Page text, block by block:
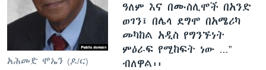
አሕመድ ሞኤን (ዶ/ር)
ዓለም እና በሙስሊሞች በአንድ
ወገን፤ በሌላ ደግሞ በአሜሪካ
መካከል አዲስ የግንኙነት
ምዕራፍ የሚከፍት ነው …”
ብለዋል፡፡